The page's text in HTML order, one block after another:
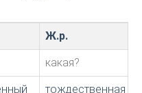
Ж.р.
какая?
тождественная